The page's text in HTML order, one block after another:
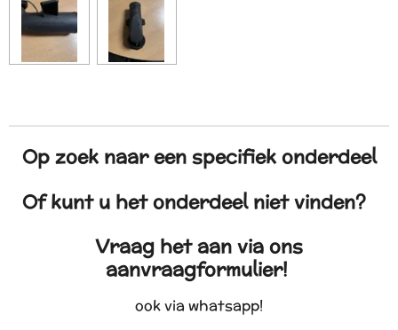
Op zoek naar een specifiek onderdeel
Of kunt u het onderdeel niet vinden?
Vraag het aan via ons
aanvraagformulier!
ook via whatsapp!